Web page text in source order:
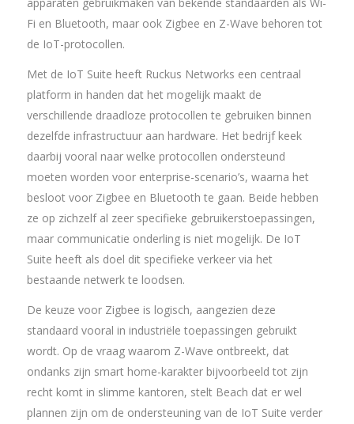
Fi en Bluetooth, maar ook Zigbee en Z-Wave behoren tot
de IoT-protocollen.
Met de IoT Suite heeft Ruckus Networks een centraal
platform in handen dat het mogelijk maakt de
verschillende draadloze protocollen te gebruiken binnen
dezelfde infrastructuur aan hardware. Het bedrijf keek
daarbij vooral naar welke protocollen ondersteund
moeten worden voor enterprise-scenario’s, waarna het
besloot voor Zigbee en Bluetooth te gaan. Beide hebben
ze op zichzelf al zeer specifieke gebruikerstoepassingen,
maar communicatie onderling is niet mogelijk. De IoT
Suite heeft als doel dit specifieke verkeer via het
bestaande netwerk te loodsen.
De keuze voor Zigbee is logisch, aangezien deze
standaard vooral in industriële toepassingen gebruikt
wordt. Op de vraag waarom Z-Wave ontbreekt, dat
ondanks zijn smart home-karakter bijvoorbeeld tot zijn
recht komt in slimme kantoren, stelt Beach dat er wel
plannen zijn om de ondersteuning van de IoT Suite verder